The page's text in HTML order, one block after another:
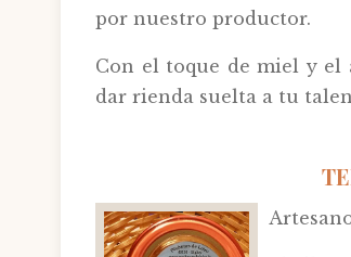
por nuestro productor.
Con el toque de miel y el
dar rienda suelta a tu